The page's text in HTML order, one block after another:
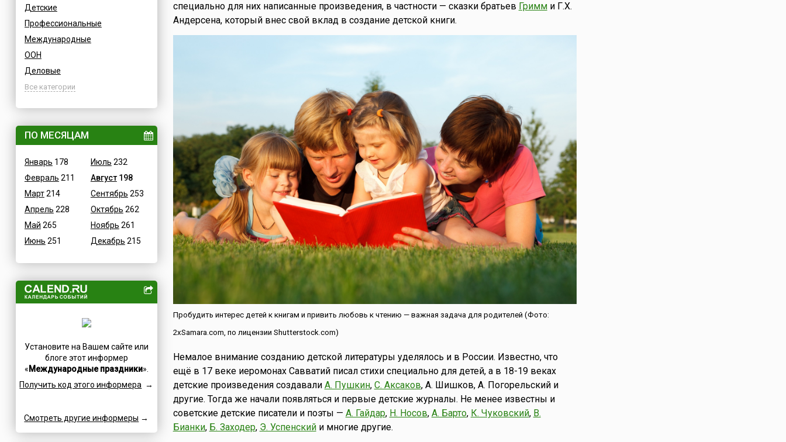
Бразилия
Великобритания
Венгрия
Вьетнам
Германия
Греция
Египет
Израиль
Индия
Иордания
Ирак
Иран
Ирландия
Исландия
Италия
Канада
Катар
Кипр
Коми
Коста-Рика
Детские
Профессиональные
Международные
ООН
Деловые
Дни воинской славы России
ВОВ
Гастрономические
В честь икон
Дни памяти святых
Конституционные
Культурные
Масс-медийные
Независимые
Посты
Семейные
Сетевые
Спортивные
Турниры
Все категории
ПО МЕСЯЦАМ
Январь 178
Февраль 211
Март214
Апрель 228
Май 265
Июнь 251
Июль 232
Август198
Сентябрь 253
Октябрь 262
Ноябрь 261
Декабрь 215
Установите на Вашем сайте или
блоге этот информер
« Международные праздники».
Получить код этого информера →
Смотреть другие информеры →
специально для них написанные произведения, в частности — сказки братьев Гримми Г.Х.
Андерсена, который внес свой вклад в создание детской книги.
Пробудить интерес детей к книгам и привить любовь к чтению — важная задача для родителей (Фото:
2xSamara.com, по лицензии Shutterstock.com)
Немалое внимание созданию детской литературы уделялось и в России. Известно, что
ещё в 17 веке иеромонах Савватий писал стихи специально для детей, а в 18-19 веках
детские произведения создавали А. Пушкин, С. Аксаков, А. Шишков, А. Погорельский и
другие. Тогда же начали появляться и первые детские журналы. Не менее известны и
советские детские писатели и поэты — А. Гайдар, Н. Носов, А. Барто, К. Чуковский, В.
Бианки, Б. Заходер, Э. Успенскийи многие другие.